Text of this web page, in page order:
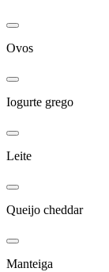
Ovos
Iogurte grego
Leite
Queijo cheddar
Manteiga